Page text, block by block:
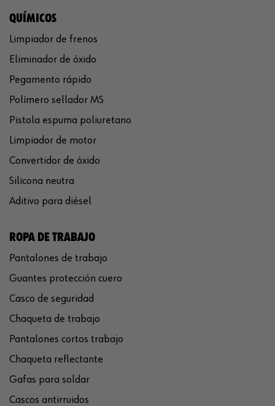
QUÍMICOS
Limpiador de frenos
Eliminador de óxido
Pegamento rápido
Polímero sellador MS
Pistola espuma poliuretano
Limpiador de motor
Convertidor de óxido
Silicona neutra
Aditivo para diésel
ROPA DE TRABAJO
Pantalones de trabajo
Guantes protección cuero
Casco de seguridad
Chaqueta de trabajo
Pantalones cortos trabajo
Chaqueta reflectante
Gafas para soldar
Cascos antirruidos